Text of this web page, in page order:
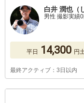
白井 潤也（
男性 撮影実績0
平日 14,300 円
最終アクティブ：3日以内